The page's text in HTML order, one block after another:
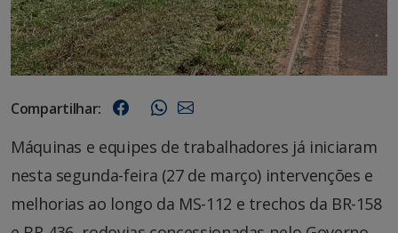
Compartilhar:
Máquinas e equipes de trabalhadores já iniciaram
nesta segunda-feira (27 de março) intervenções e
melhorias ao longo da MS-112 e trechos da BR-158